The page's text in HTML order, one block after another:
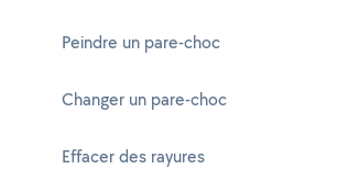
Peindre un pare-choc
Changer un pare-choc
Effacer des rayures